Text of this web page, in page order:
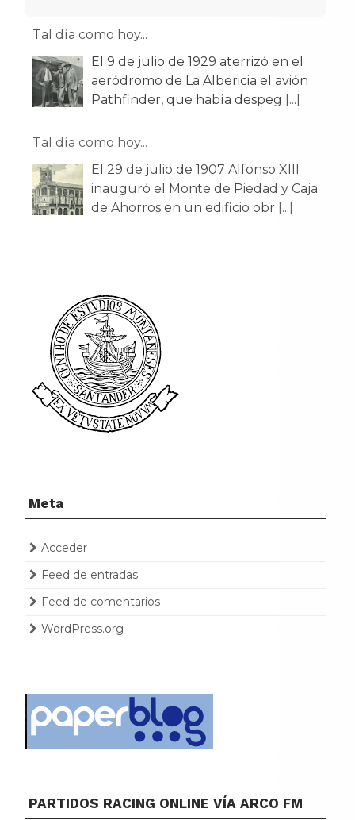
Tal día como hoy...
El 9 de julio de 1929 aterrizó en el
aeródromo de La Albericia el avión
Pathfinder, que había despeg [...]
Tal día como hoy...
El 29 de julio de 1907 Alfonso XIII
inauguró el Monte de Piedad y Caja
de Ahorros en un edificio obr [...]
Meta
Acceder
Feed de entradas
Feed de comentarios
WordPress.org
PARTIDOS RACING ONLINE VÍA ARCO FM